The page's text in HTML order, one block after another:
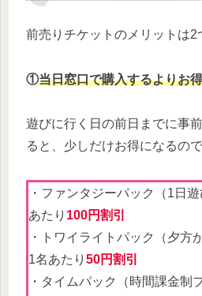
前売りチケットのメリットは2
①当日窓口で購入するよりお得
遊びに行く日の前日までに事
ると、少しだけお得になるの
・ファンタジーパック（1日
あたり 100円割引
・トワイライトパック（夕方
1名あたり 50円割引
・タイムパック（時間課金制